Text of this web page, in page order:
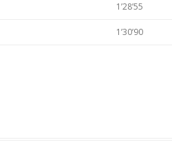
1’28’55
1’30’90